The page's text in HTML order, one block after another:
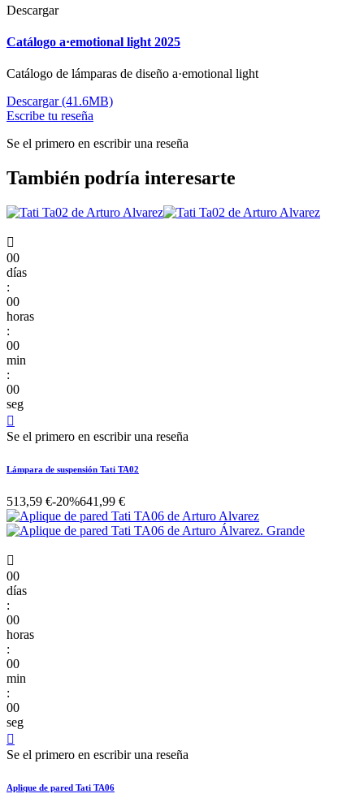
Descargar
Catálogo a·emotional light 2025
Catálogo de lámparas de diseño a·emotional light
Descargar (41.6MB)
Escribe tu reseña
Se el primero en escribir una reseña
También podría interesarte

00
días
:
00
horas
:
00
min
:
00
seg

Se el primero en escribir una reseña
Lámpara de suspensión Tati TA02
513,59 €-20%641,99 €

00
días
:
00
horas
:
00
min
:
00
seg

Se el primero en escribir una reseña
Aplique de pared Tati TA06